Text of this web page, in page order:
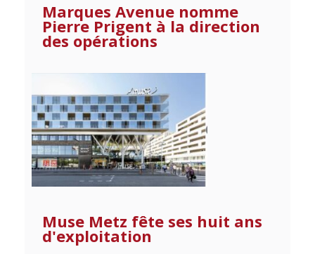
Marques Avenue nomme
Pierre Prigent à la direction
des opérations
Muse Metz fête ses huit ans
d'exploitation